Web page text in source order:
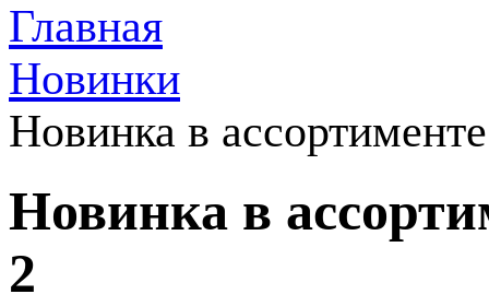
Главная
Новинки
Новинка в
Новинка в
2